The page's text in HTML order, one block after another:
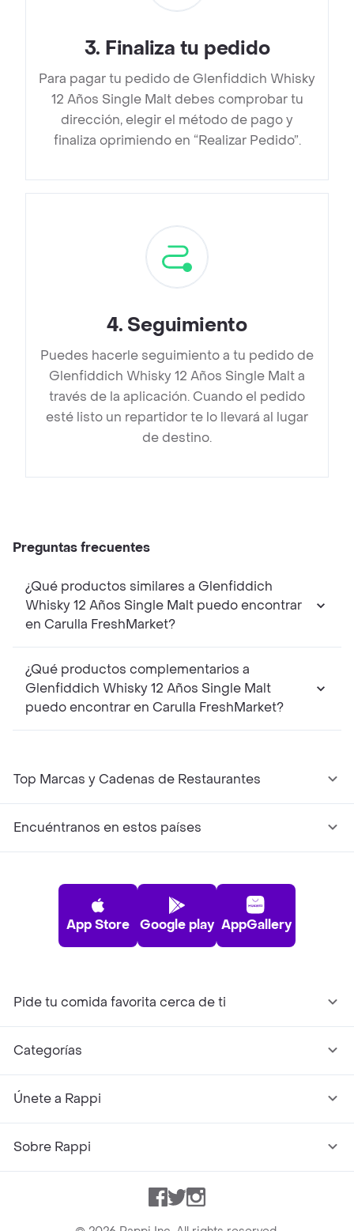
3. Finaliza tu pedido
Para pagar tu pedido de Glenfiddich Whisky
12 Años Single Malt debes comprobar tu
dirección, elegir el método de pago y
finaliza oprimiendo en “Realizar Pedido”.
4. Seguimiento
Puedes hacerle seguimiento a tu pedido de
Glenfiddich Whisky 12 Años Single Malt a
través de la aplicación. Cuando el pedido
esté listo un repartidor te lo llevará al lugar
de destino.
Preguntas frecuentes
¿Qué productos similares a Glenfiddich
Whisky 12 Años Single Malt puedo encontrar
en Carulla FreshMarket?
¿Qué productos complementarios a
Glenfiddich Whisky 12 Años Single Malt
puedo encontrar en Carulla FreshMarket?
Top Marcas y Cadenas de Restaurantes
Encuéntranos en estos países
App Store Google play AppGallery
Pide tu comida favorita cerca de ti
Categorías
Únete a Rappi
Sobre Rappi
Facebook
TwitterInstagram